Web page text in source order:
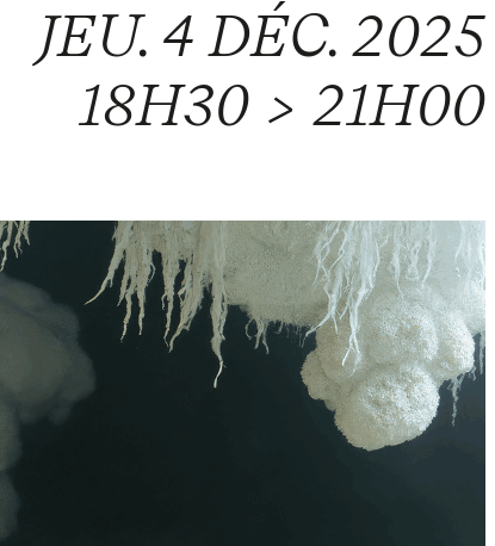
JEU. 4 DÉC. 2025
18H30 > 21H00